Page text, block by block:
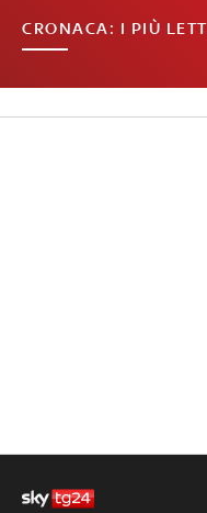
CRONACA: I PIÙ